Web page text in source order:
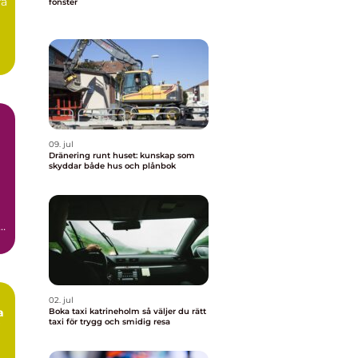
09. jul
Dränering runt huset: kunskap som
skyddar både hus och plånbok
02. jul
Boka taxi katrineholm så väljer du rätt
taxi för trygg och smidig resa